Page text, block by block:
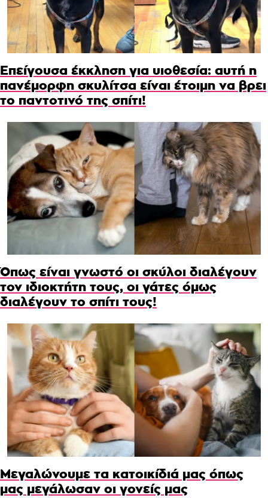
Επείγουσα έκκληση για υιοθεσία: αυτή η
πανέμορφη σκυλίτσα είναι έτοιμη να βρει
το παντοτινό της σπίτι!
Όπως είναι γνωστό οι σκύλοι διαλέγουν
τον ιδιοκτήτη τους, οι γάτες όμως
διαλέγουν το σπίτι τους!
Μεγαλώνουμε τα κατοικίδιά μας όπως
μας μεγάλωσαν οι γονείς μας